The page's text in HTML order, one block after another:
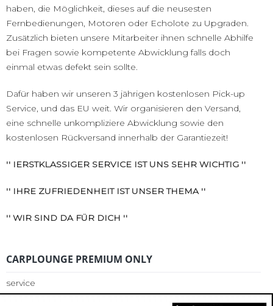
haben, die Möglichkeit, dieses auf die neusesten
Fernbedienungen, Motoren oder Echolote zu Upgraden.
Zusätzlich bieten unsere Mitarbeiter ihnen schnelle Abhilfe
bei Fragen sowie kompetente Abwicklung falls doch
einmal etwas defekt sein sollte.
Dafür haben wir unseren 3 jährigen kostenlosen Pick-up
Service, und das EU weit. Wir organisieren den Versand,
eine schnelle unkompliziere Abwicklung sowie den
kostenlosen Rückversand innerhalb der Garantiezeit!
'' IERSTKLASSIGER SERVICE IST UNS SEHR WICHTIG ''
'' IHRE ZUFRIEDENHEIT IST UNSER THEMA ''
'' WIR SIND DA FÜR DICH ''
CARPLOUNGE PREMIUM ONLY
service